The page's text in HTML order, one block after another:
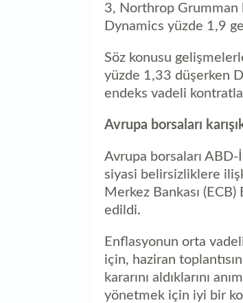
3, Northrop Grumman
Dynamics yüzde 1,9
Söz konusu
yüzde 1,33 düşerken
endeks vadeli
Avrupa borsaları
Avrupa borsaları
siyasi belirsizliklere
Merkez Bankası
edildi.
Enflasyonun orta
için, haziran
kararını aldıklarını
yönetmek için iyi bir